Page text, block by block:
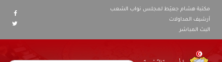
مكتبة هشام جعيّط لمجلس نواب الشعب
أرشيف المداولات
البث المباشر